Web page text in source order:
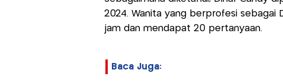
2024. Wanita yang berprofesi sebagai
jam dan mendapat 20 pertanyaan.
Baca Juga: